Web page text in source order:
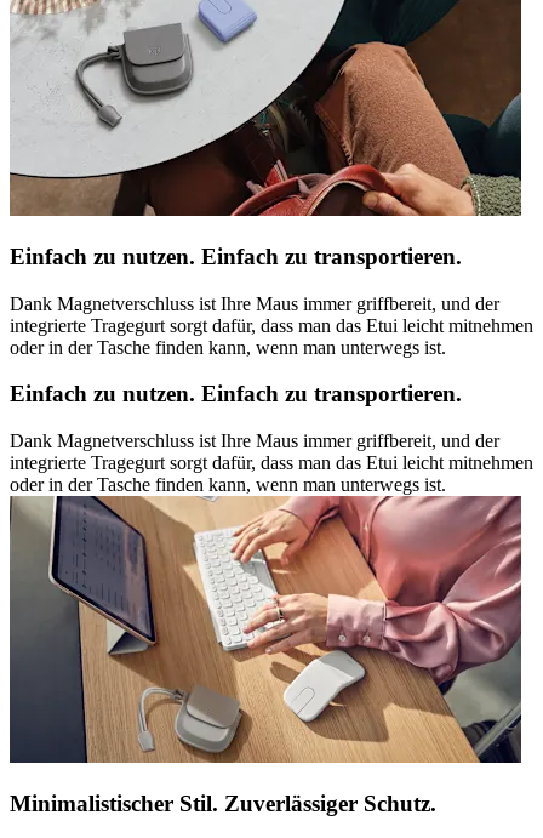
Einfach zu nutzen. Einfach zu transportieren.
Dank Magnetverschluss ist Ihre Maus immer griffbereit, und der
integrierte Tragegurt sorgt dafür, dass man das Etui leicht mitnehmen
oder in der Tasche finden kann, wenn man unterwegs ist.
Einfach zu nutzen. Einfach zu transportieren.
Dank Magnetverschluss ist Ihre Maus immer griffbereit, und der
integrierte Tragegurt sorgt dafür, dass man das Etui leicht mitnehmen
oder in der Tasche finden kann, wenn man unterwegs ist.
Minimalistischer Stil. Zuverlässiger Schutz.